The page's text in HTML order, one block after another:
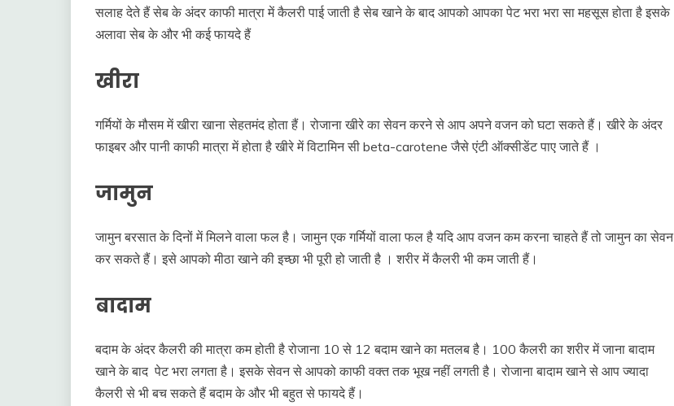
सलाह देते हैं सेब के अंदर काफी मात्रा में कैलरी पाई जाती है सेब खाने के बाद आपको आपका पेट भरा भरा सा महसूस होता है इसके
अलावा सेब के और भी कई फायदे हैं
खीरा
गर्मियों के मौसम में खीरा खाना सेहतमंद होता हैं। रोजाना खीरे का सेवन करने से आप अपने वजन को घटा सकते हैं। खीरे के अंदर
फाइबर और पानी काफी मात्रा में होता है खीरे में विटामिन सी beta-carotene जैसे एंटी ऑक्सीडेंट पाए जाते हैं ।
जामुन
जामुन बरसात के दिनों में मिलने वाला फल है। जामुन एक गर्मियों वाला फल है यदि आप वजन कम करना चाहते हैं तो जामुन का सेवन
कर सकते हैं। इसे आपको मीठा खाने की इच्छा भी पूरी हो जाती है । शरीर में कैलरी भी कम जाती हैं।
बादाम
बदाम के अंदर कैलरी की मात्रा कम होती है रोजाना 10 से 12 बदाम खाने का मतलब है। 100 कैलरी का शरीर में जाना बादाम
खाने के बाद पेट भरा लगता है। इसके सेवन से आपको काफी वक्त तक भूख नहीं लगती है। रोजाना बादाम खाने से आप ज्यादा
कैलरी से भी बच सकते हैं बदाम के और भी बहुत से फायदे हैं।